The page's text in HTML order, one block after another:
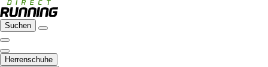
Suchen
Herrenschuhe